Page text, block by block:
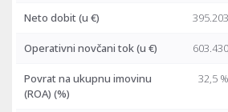
Neto dobit(u €) 395.203
Operativni novčani tok(u €) 603.430
Povrat na ukupnu imovinu
(ROA) (%)
32,5 %